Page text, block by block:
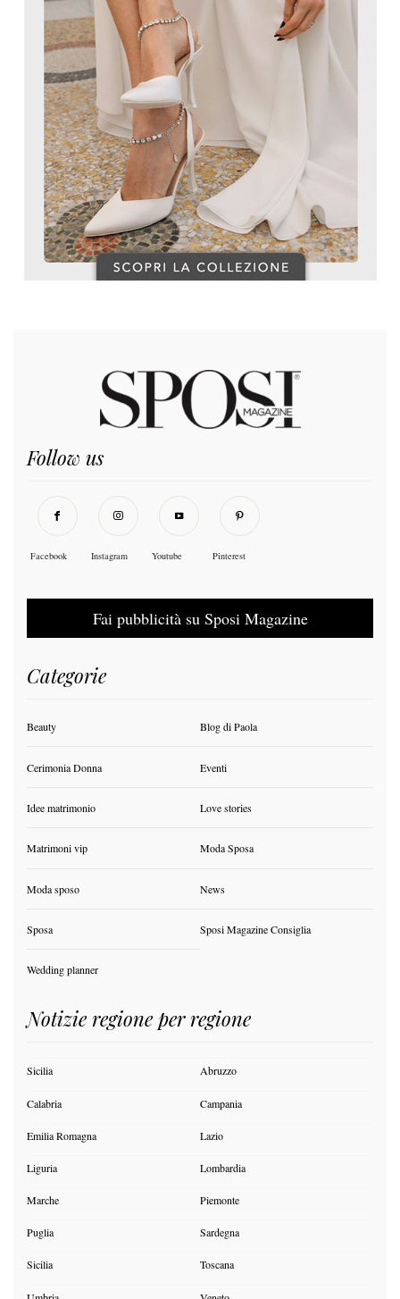
Follow us
Facebook Instagram Youtube Pinterest
Fai pubblicità su Sposi Magazine
Categorie
Beauty Blog di Paola
Cerimonia Donna Eventi
Idee matrimonio Love stories
Matrimoni vip Moda Sposa
Moda sposo News
Sposa Sposi Magazine Consiglia
Wedding planner
Notizie regione per regione
Sicilia Abruzzo
Calabria Campania
Emilia Romagna Lazio
Liguria Lombardia
Marche Piemonte
Puglia Sardegna
Sicilia Toscana